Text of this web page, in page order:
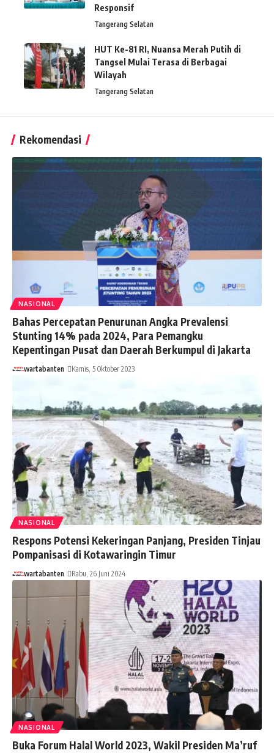
Responsif
Tangerang Selatan
HUT Ke-81 RI, Nuansa Merah Putih di
Tangsel Mulai Terasa di Berbagai
Wilayah
Tangerang Selatan
Rekomendasi
NASIONAL
Bahas Percepatan Penurunan Angka Prevalensi
Stunting 14% pada 2024, Para Pemangku
Kepentingan Pusat dan Daerah Berkumpul di Jakarta
wartabanten Kamis, 5 Oktober 2023
NASIONAL
Respons Potensi Kekeringan Panjang, Presiden Tinjau
Pompanisasi di Kotawaringin Timur
wartabanten Rabu, 26 Juni 2024
NASIONAL
Buka Forum Halal World 2023, Wakil Presiden Ma’ruf